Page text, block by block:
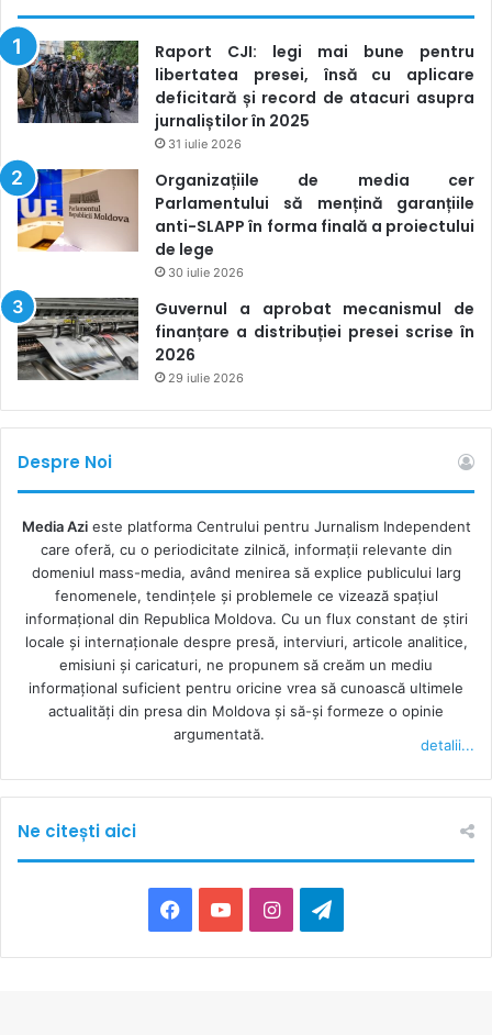
Raport CJI: legi mai bune pentru
libertatea presei, însă cu aplicare
deficitară și record de atacuri asupra
jurnaliștilor în 2025
31 iulie 2026
Organizațiile de media cer
Parlamentului să mențină garanțiile
anti-SLAPP în forma finală a proiectului
de lege
30 iulie 2026
Guvernul a aprobat mecanismul de
finanțare a distribuției presei scrise în
2026
29 iulie 2026
Despre Noi
Media Azieste platforma Centrului pentru Jurnalism Independent
care oferă, cu o periodicitate zilnică, informații relevante din
domeniul mass-media, având menirea să explice publicului larg
fenomenele, tendințele și problemele ce vizează spațiul
informațional din Republica Moldova. Cu un flux constant de ştiri
locale şi internaţionale despre presă, interviuri, articole analitice,
emisiuni și caricaturi, ne propunem să creăm un mediu
informaţional suficient pentru oricine vrea să cunoască ultimele
actualităţi din presa din Moldova şi să-şi formeze o opinie
argumentată.
detalii...
Ne citești aici
a
o
I
n
e